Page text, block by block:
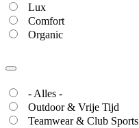
Lux
Comfort
Organic
- Alles -
Outdoor & Vrije Tijd
Teamwear & Club Sports